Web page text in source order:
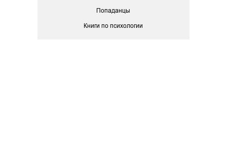
Попаданцы
Книги по психологии